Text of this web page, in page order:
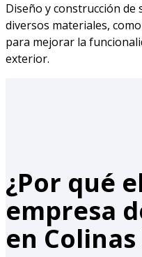
Diseño y construcción de
diversos materiales,
para mejorar la
exterior.
¿Por qué
empresa
en